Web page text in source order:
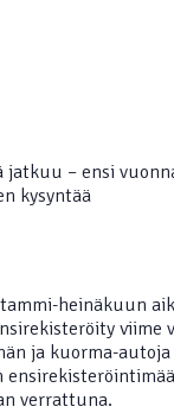
– ensi
kysyntää
heinäkuun
viime
ja kuorma-
verrattuna.